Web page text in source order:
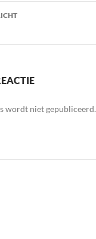
wordt niet gepubliceerd.